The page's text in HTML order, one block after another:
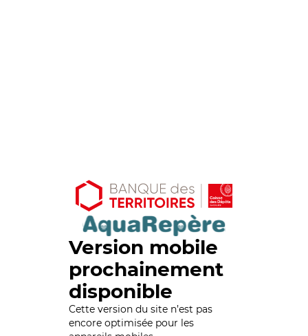
Version mobile
prochainement
disponible
Cette version du site n’est pas
encore optimisée pour les